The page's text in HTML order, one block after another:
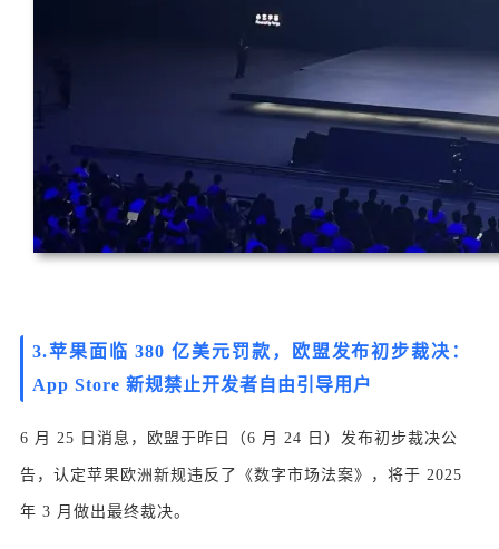
3.苹果面临 380 亿美元罚款，欧盟发布初步裁决：
App Store 新规禁止开发者自由引导用户
6 月 25 日消息，欧盟于昨日（6 月 24 日）发布初步裁决公
告，认定苹果欧洲新规违反了《数字市场法案》，将于 2025
年 3 月做出最终裁决。